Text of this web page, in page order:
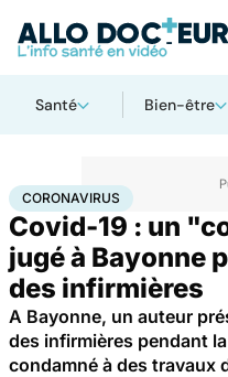
Santé Bien-être
AccueilSantéMaladies
CORONAVIRUS
Covid-19 : un
jugé à Bayonne
des infirmières
A Bayonne, un auteur
des infirmières pendant
condamné à des travaux